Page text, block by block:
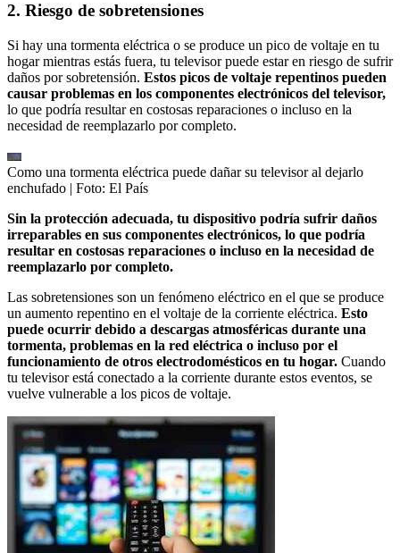
2. Riesgo de sobretensiones
Si hay una tormenta eléctrica o se produce un pico de voltaje en tu
hogar mientras estás fuera, tu televisor puede estar en riesgo de sufrir
daños por sobretensión. Estos picos de voltaje repentinos pueden
causar problemas en los componentes electrónicos del televisor,
lo que podría resultar en costosas reparaciones o incluso en la
necesidad de reemplazarlo por completo.
Como una tormenta eléctrica puede dañar su televisor al dejarlo
enchufado | Foto: El País
Sin la protección adecuada, tu dispositivo podría sufrir daños
irreparables en sus componentes electrónicos, lo que podría
resultar en costosas reparaciones o incluso en la necesidad de
reemplazarlo por completo.
Las sobretensiones son un fenómeno eléctrico en el que se produce
un aumento repentino en el voltaje de la corriente eléctrica. Esto
puede ocurrir debido a descargas atmosféricas durante una
tormenta, problemas en la red eléctrica o incluso por el
funcionamiento de otros electrodomésticos en tu hogar. Cuando
tu televisor está conectado a la corriente durante estos eventos, se
vuelve vulnerable a los picos de voltaje.